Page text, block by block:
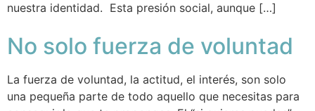
nuestra identidad. Esta presión social, aunque […]
No solo fuerza de voluntad
La fuerza de voluntad, la actitud, el interés, son solo
una pequeña parte de todo aquello que necesitas para